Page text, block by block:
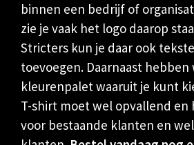
binnen een bedrijf of
zie je vaak het logo daarop
Stricters kun je daar ook
toevoegen. Daarnaast hebben
kleurenpalet waaruit je kunt
T-shirt moet wel opvallend en
voor bestaande klanten en